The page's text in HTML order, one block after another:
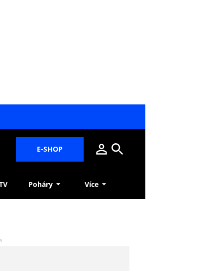
E-SHOP
Poháry Více